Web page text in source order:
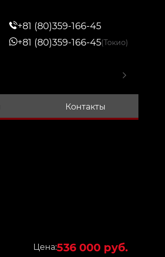
+81 (80)359-166-45
+81 (80)359-166-45(Токио)
Контакты
Цена:536 000 руб.